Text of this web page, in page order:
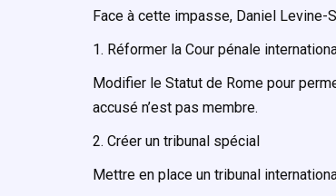
Face à cette impasse, Daniel Levine-
1. Réformer la Cour pénale
Modifier le Statut de Rome pour
accusé n’est pas membre.
2. Créer un tribunal spécial
Mettre en place un tribunal